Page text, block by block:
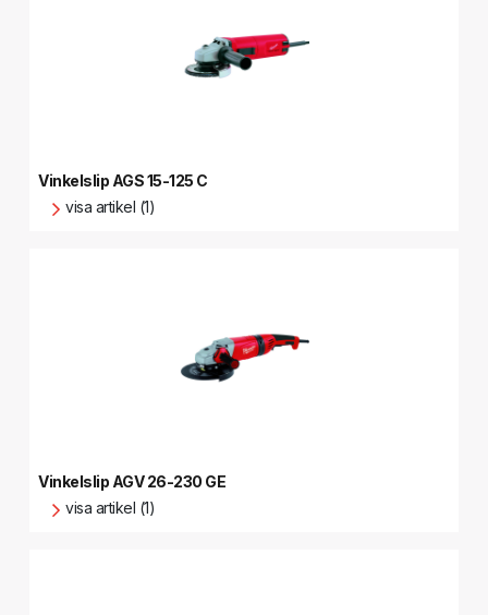
Vinkelslip AGS 15-125 C
visa artikel (1)
Vinkelslip AGV 26-230 GE
visa artikel (1)